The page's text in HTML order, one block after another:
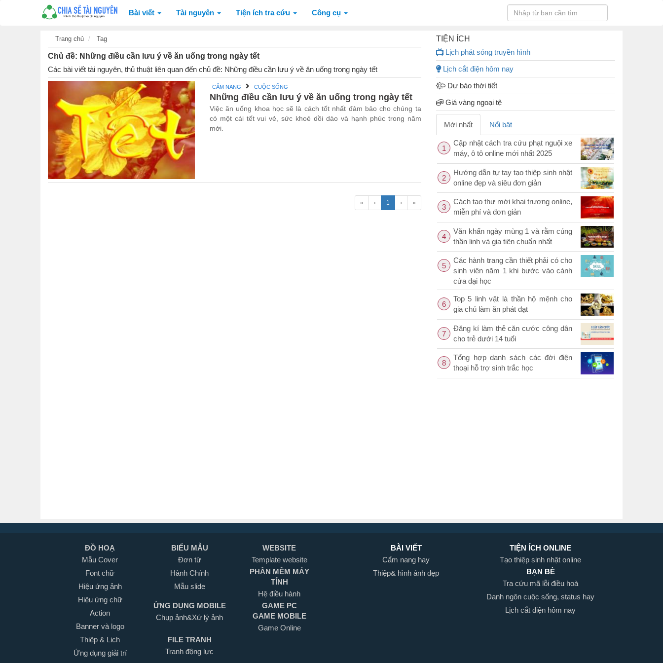
Bài viết Tài nguyên Tiện ích tra cứu Công cụ
Trang chủ Tag
Chủ đề: Những điều cần lưu ý về ăn uống trong ngày tết
Các bài viết tài nguyên, thủ thuật liên quan đến chủ đề: Những điều cần lưu ý về ăn uống trong ngày tết
CẨM NANG CUỘC SỐNG
Những điều cần lưu ý về ăn uống trong ngày tết
Việc ăn uống khoa học sẽ là cách tốt nhất đảm bảo cho chúng ta
có một cái tết vui vẻ, sức khoẻ dồi dào và hạnh phúc trong năm
mới.
« ‹ 1 › »
TIỆN ÍCH
Lịch phát sóng truyền hình
Lịch cắt điện hôm nay
Dự báo thời tiết
Giá vàng ngoại tệ
Mới nhất Nổi bật
1
Cập nhật cách tra cứu phạt nguội xe
máy, ô tô online mới nhất 2025
2
Hướng dẫn tự tay tạo thiệp sinh nhật
online đẹp và siêu đơn giản
3
Cách tạo thư mời khai trương online,
miễn phí và đơn giản
4
Văn khấn ngày mùng 1 và rằm cúng
thần linh và gia tiên chuẩn nhất
5
Các hành trang cần thiết phải có cho
sinh viên năm 1 khi bước vào cánh
cửa đại học
6
Top 5 linh vật là thần hộ mệnh cho
gia chủ làm ăn phát đạt
7
Đăng kí làm thẻ căn cước công dân
cho trẻ dưới 14 tuổi
8
Tổng hợp danh sách các đời điện
thoại hỗ trợ sinh trắc học
ĐỒ HOẠ
Mẫu Cover
Font chữ
Hiệu ứng ảnh
Hiệu ứng chữ
Action
Banner và logo
Thiệp & Lịch
Ứng dụng giải trí
BIỂU MẪU
Đơn từ
Hành Chính
Mẫu slide
WEBSITE
Template website
PHẦN MỀM MÁY
TÍNH
Hệ điều hành
ỨNG DỤNG MOBILE
Chụp ảnh&Xứ lý ảnh
GAME PC
GAME MOBILE
Game Online
FILE TRANH
Tranh động lực
BÀI VIẾT
Cẩm nang hay
Thiệp& hình ảnh đẹp
TIỆN ÍCH ONLINE
Tạo thiệp sinh nhật online
BẠN BÈ
Tra cứu mã lỗi điều hoà
Danh ngôn cuộc sống, status hay
Lịch cắt điện hôm nay